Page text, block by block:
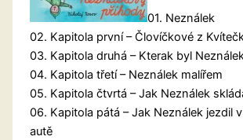
01. Neználek
02. Kapitola první – Človíčkové z
03. Kapitola druhá – Kterak byl
04. Kapitola třetí – Neználek malířem
05. Kapitola čtvrtá – Jak Neználek
06. Kapitola pátá – Jak Neználek jezdil
autě